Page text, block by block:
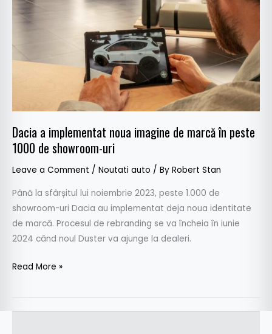
Dacia a implementat noua imagine de marcă în peste
1000 de showroom-uri
Leave a Comment / Noutati auto / By Robert Stan
Până la sfârșitul lui noiembrie 2023, peste 1.000 de
showroom-uri Dacia au implementat deja noua identitate
de marcă. Procesul de rebranding se va încheia în iunie
2024 când noul Duster va ajunge la dealeri.
showroom-
Read More »